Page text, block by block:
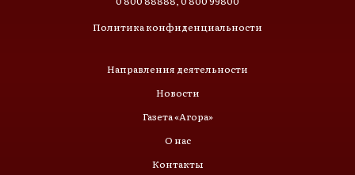
Политика конфиденциальности
Направления деятельности
Новости
Газета «Агора»
О нас
Контакты